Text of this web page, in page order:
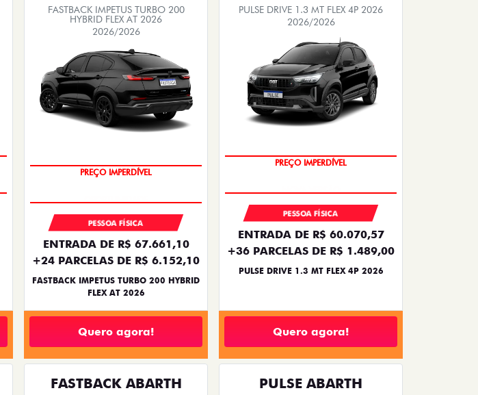
FASTBACK IMPETUS TURBO 200
HYBRID FLEX AT 2026
2026/2026
PREÇO IMPERDÍVEL
PESSOA FÍSICA
ENTRADA DE R$ 67.661,10
+24 PARCELAS DE R$ 6.152,10
FASTBACK IMPETUS TURBO 200 HYBRID
FLEX AT 2026
Quero agora!
PULSE DRIVE 1.3 MT FLEX 4P 2026
2026/2026
PREÇO IMPERDÍVEL
PESSOA FÍSICA
ENTRADA DE R$ 60.070,57
+36 PARCELAS DE R$ 1.489,00
PULSE DRIVE 1.3 MT FLEX 4P 2026
Quero agora!
FASTBACK ABARTH PULSE ABARTH